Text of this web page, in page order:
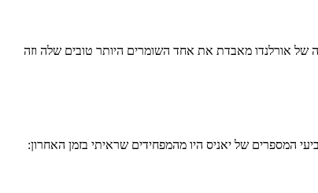
של אורלנדו מאבדת את אחד השומרים היותר טובים שלה וזה
המספרים של יאניס היו מהמפחידים שראיתי בזמן האחרון: